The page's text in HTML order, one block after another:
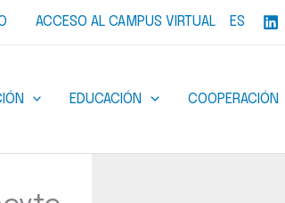
ACCESO AL CAMPUS VIRTUAL ES
EDUCACIÓN COOPERACIÓN